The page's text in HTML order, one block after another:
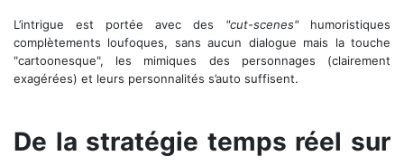
L’intrigue est portée avec des "cut-scenes"humoristiques
complètements loufoques, sans aucun dialogue mais la touche
"cartoonesque", les mimiques des personnages (clairement
exagérées) et leurs personnalités s’auto suffisent.
De la stratégie temps réel sur